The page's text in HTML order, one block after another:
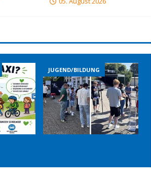
JUGEND/BILDUNG JUGEND/BILDUNG